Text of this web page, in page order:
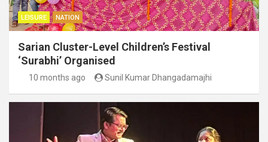
LEISURE NATION
Sarian Cluster-Level Children’s Festival
‘Surabhi’ Organised
10 months ago Sunil Kumar Dhangadamajhi